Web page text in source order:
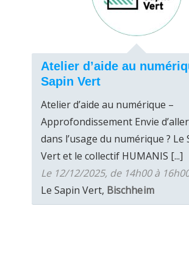
Atelier d’aide au
Sapin Vert
Atelier d’aide au numérique –
Approfondissement Envie
dans l’usage du numérique ? Le
Vert et le collectif HUMANIS [...]
Le 12/12/2025, de 14h00 à
Le Sapin Vert, Bischheim